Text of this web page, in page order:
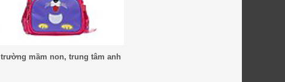
mầm non, trung tâm anh